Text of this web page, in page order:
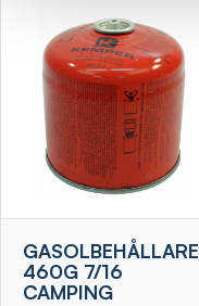
GASOLBEHÅLLARE
460G 7/16
CAMPING